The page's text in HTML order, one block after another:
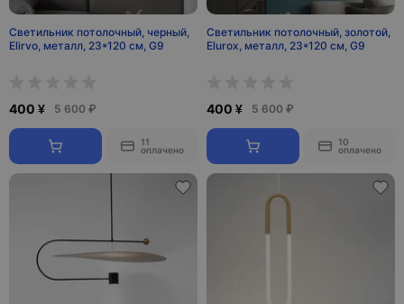
Светильник потолочный, черный,
Elirvo, металл, 23*120 см, G9
400 ¥ 5 600 ₽
11
оплачено
Светильник потолочный, золотой,
Elurox, металл, 23*120 см, G9
400 ¥ 5 600 ₽
10
оплачено